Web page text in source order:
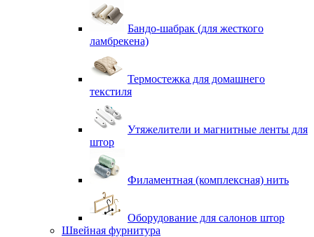
Бандо-шабрак (для жесткого
ламбрекена)
Термостежка для домашнего
текстиля
Утяжелители и магнитные ленты для
штор
Филаментная (комплексная) нить
Оборудование для салонов штор
Швейная фурнитура